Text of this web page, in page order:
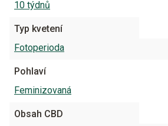
10 týdnů
Typ kvetení
Fotoperioda
Pohlaví
Feminizovaná
Obsah CBD